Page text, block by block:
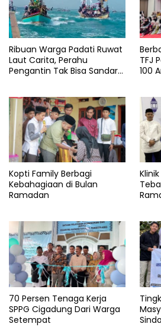
Ribuan Warga Padati Ruwat
Laut Carita, Perahu
Pengantin Tak Bisa Sandar
TFJ
100
Kopti Family Berbagi
Kebahagiaan di Bulan
Ramadan
70 Persen Tenaga Kerja
SPPG Cigadung Dari Warga
Setempat